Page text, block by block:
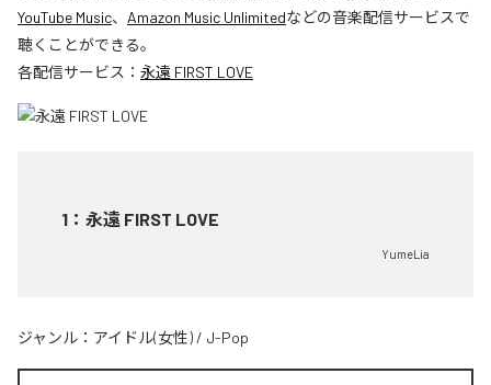
YouTube Music、 Amazon Music Unlimitedなどの音楽配信サービスで
聴くことができる。
各配信サービス： 永遠 FIRST LOVE
1 ： 永遠 FIRST LOVE
YumeLia
ジャンル： アイドル(女性) / J-Pop